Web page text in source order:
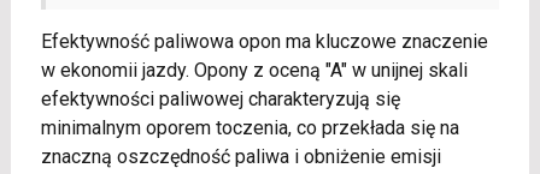
Efektywność paliwowa opon ma kluczowe znaczenie
w ekonomii jazdy. Opony z oceną "A" w unijnej skali
efektywności paliwowej charakteryzują się
minimalnym oporem toczenia, co przekłada się na
znaczną oszczędność paliwa i obniżenie emisji